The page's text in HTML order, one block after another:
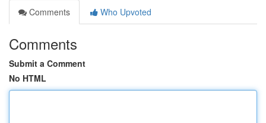
Comments
Who Upvoted
Comments
Submit a Comment
No HTML